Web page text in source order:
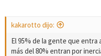
kakarotto dijo:
El 95% de la gente que entra
más del 80% entran por